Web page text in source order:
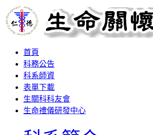
首頁
科務公告
科系師資
表單下載
生關科科友會
生命禮儀研發中心